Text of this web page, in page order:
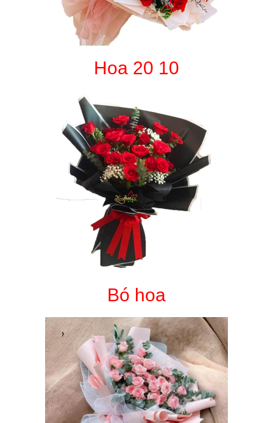
Hoa 20 10
Bó hoa